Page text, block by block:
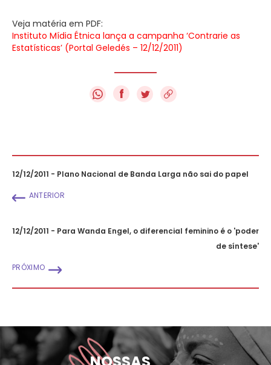
Veja matéria em PDF:
Instituto Mídia Étnica lança a campanha ‘Contrarie as
Estatísticas’ (Portal Geledés – 12/12/2011)
f
12/12/2011 - Plano Nacional de Banda Larga não sai do papel
ANTERIOR
12/12/2011 - Para Wanda Engel, o diferencial feminino é o 'poder
de síntese'
PRÓXIMO